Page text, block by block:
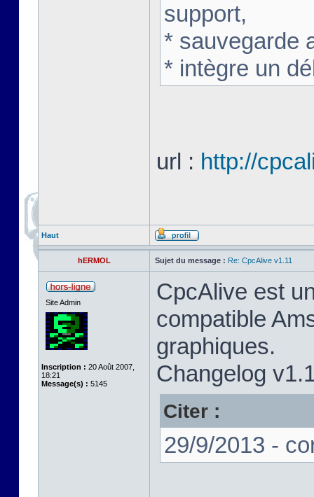
support,
* sauvegarde
* intègre un
url : http://
Haut
hERMOL Sujet du message : Re: CpcAlive v1.11
Site Admin
Inscription : 20 Août 2007,
18:21
Message(s) : 5145
CpcAlive est
compatible
graphiques.
Changelog
Citer :
29/9/2013 -